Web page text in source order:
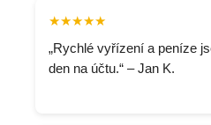
★★★★★
„Rychlé vyřízení a peníze
den na účtu.“ – Jan K.